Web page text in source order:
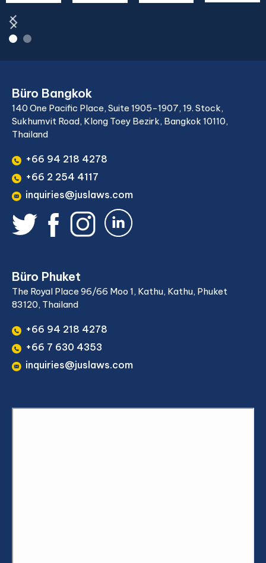
Büro Bangkok
140 One Pacific Place, Suite 1905-1907, 19. Stock,
Sukhumvit Road, Klong Toey Bezirk, Bangkok 10110,
Thailand
+66 94 218 4278
+66 2 254 4117
inquiries@juslaws.com
Büro Phuket
The Royal Place 96/66 Moo 1, Kathu, Kathu, Phuket
83120, Thailand
+66 94 218 4278
+66 7 630 4353
inquiries@juslaws.com